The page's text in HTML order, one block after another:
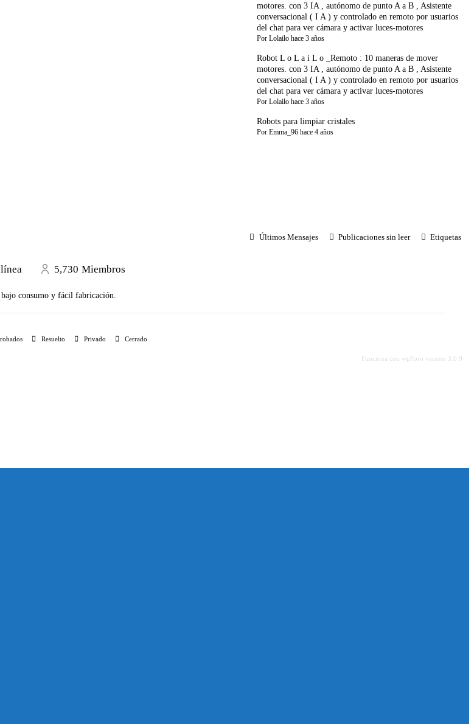
motores. con 3 IA , autónomo de punto A a B , Asistente
conversacional ( I A ) y controlado en remoto por usuarios
del chat para ver cámara y activar luces-motores
Por Lolailo hace 3 años
Robot L o L a i L o _Remoto : 10 maneras de mover
motores. con 3 IA , autónomo de punto A a B , Asistente
conversacional ( I A ) y controlado en remoto por usuarios
del chat para ver cámara y activar luces-motores
Por Lolailo hace 3 años
Robots para limpiar cristales
Por Emma_96 hace 4 años
Últimos Mensajes Publicaciones sin leer Etiquetas
5,730 Miembros
consumo y fácil fabricación.
Resuelto Privado Cerrado
Funciona con wpForo version 3.0.9